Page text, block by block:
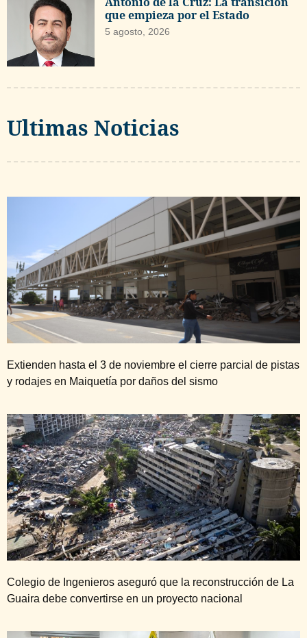
que empieza por el Estado
5 agosto, 2026
Ultimas Noticias
Extienden hasta el 3 de noviembre el cierre parcial de pistas
y rodajes en Maiquetía por daños del sismo
Colegio de Ingenieros aseguró que la reconstrucción de La
Guaira debe convertirse en un proyecto nacional